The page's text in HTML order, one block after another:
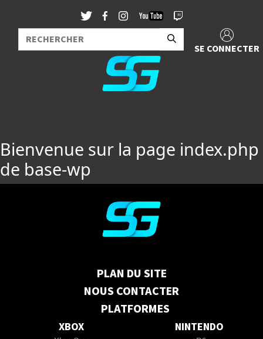
SE CONNECTER
Bienvenue sur la page index.php
de base-wp
PLAN DU SITE
NOUS CONTACTER
PLATFORMES
XBOX NINTENDO